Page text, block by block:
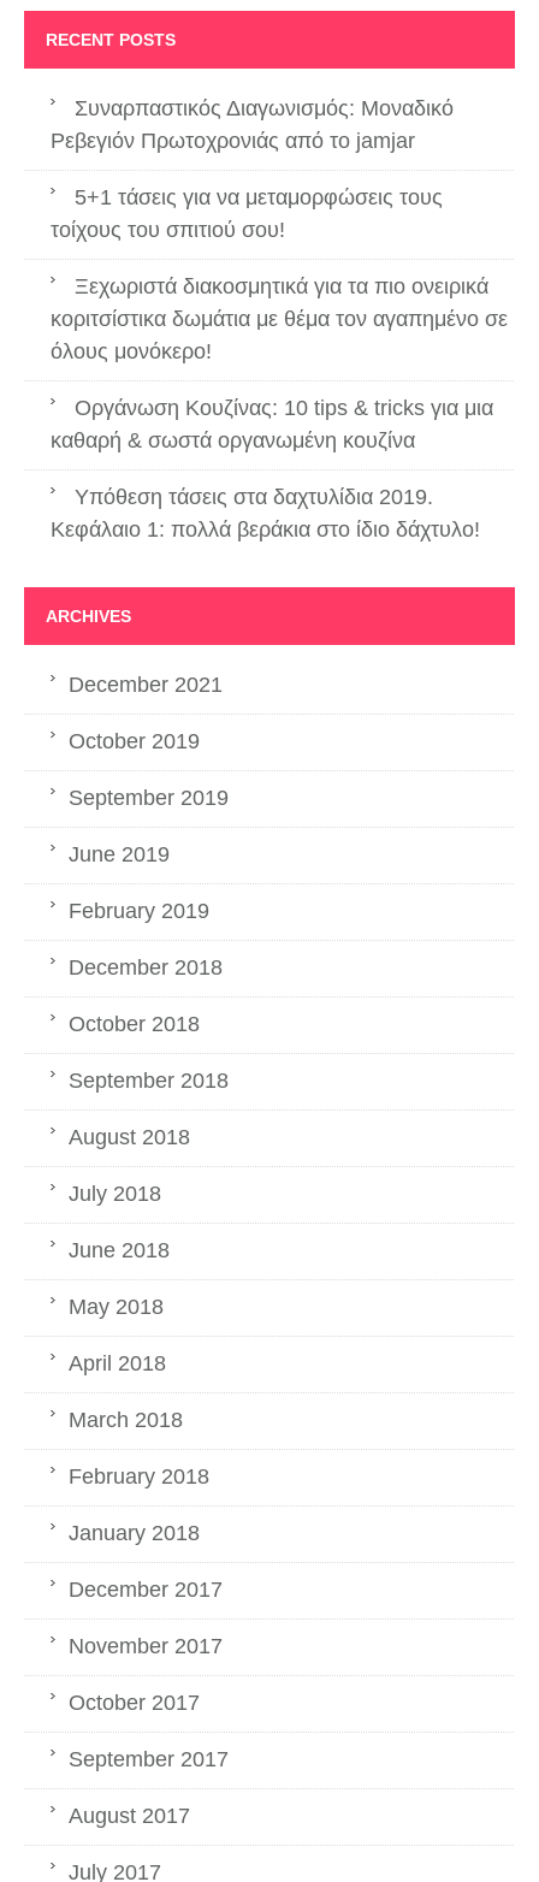
RECENT POSTS
Συναρπαστικός Διαγωνισμός: Μοναδικό
Ρεβεγιόν Πρωτοχρονιάς από το jamjar
5+1 τάσεις για να μεταμορφώσεις τους
τοίχους του σπιτιού σου!
Ξεχωριστά διακοσμητικά για τα πιο ονειρικά
κοριτσίστικα δωμάτια με θέμα τον αγαπημένο σε
όλους μονόκερο!
Οργάνωση Κουζίνας: 10 tips & tricks για μια
καθαρή & σωστά οργανωμένη κουζίνα
Υπόθεση τάσεις στα δαχτυλίδια 2019.
Κεφάλαιο 1: πολλά βεράκια στο ίδιο δάχτυλο!
ARCHIVES
December 2021
October 2019
September 2019
June 2019
February 2019
December 2018
October 2018
September 2018
August 2018
July 2018
June 2018
May 2018
April 2018
March 2018
February 2018
January 2018
December 2017
November 2017
October 2017
September 2017
August 2017
July 2017